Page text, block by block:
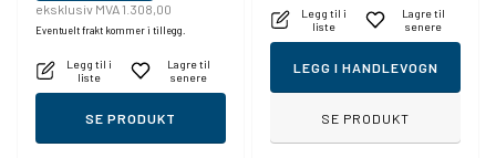
eksklusiv MVA 1.308,00
Eventuelt frakt kommer i tillegg.
Legg til i
liste
Lagre til
senere
SE PRODUKT
Legg til i
liste
Lagre til
senere
LEGG I HANDLEVOGN
SE PRODUKT